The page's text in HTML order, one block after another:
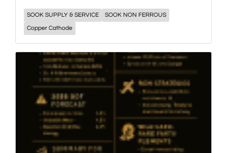
SOOK SUPPLY & SERVICE
SOOK NON FERROUS
Copper Cathode